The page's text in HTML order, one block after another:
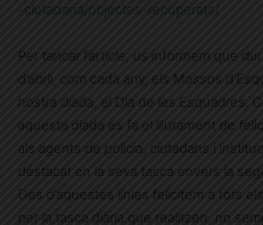
-ciutadana/objectes-recuperats/
Per tancar l’article, us informem que
d’abril, com cada any, els Mossos
nostra diada, el Dia de les Esquadres.
aquesta diada es fa el lliurament de
als agents de policia, ciutadans i
destacat en la seva tasca envers la
Des d’aquestes línies felicitem a tots
per la tasca diària que realitzen, no